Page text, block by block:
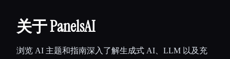
关于 PanelsAI
浏览 AI 主题和指南深入了解生成式 AI、LLM 以及充